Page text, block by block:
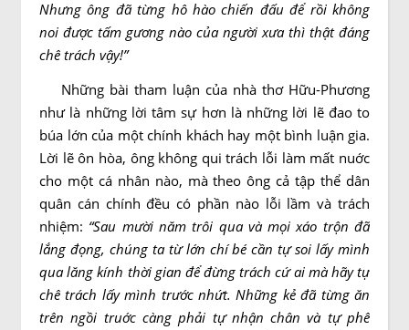
Nhưng ông đã từng hô hào chiến đấu để rồi không
noi được tấm gương nào của người xưa thì thật đáng
chê trách vậy!”
Những bài tham luận của nhà thơ Hữu-Phương
như là những lời tâm sự hơn là những lời lẽ đao to
búa lớn của một chính khách hay một bình luận gia.
Lời lẽ ôn hòa, ông không qui trách lỗi làm mất nuớc
cho một cá nhân nào, mà theo ông cả tập thể dân
quân cán chính đều có phần nào lỗi lầm và trách
nhiệm: “Sau mười năm trôi qua và mọi xáo trộn đã
lắng đọng, chúng ta từ lớn chí bé cần tự soi lấy mình
qua lăng kính thời gian để đừng trách cứ ai mà hãy tự
chê trách lấy mình trước nhứt. Những kẻ đã từng ăn
trên ngồi truớc càng phải tự nhận chân và tự phê